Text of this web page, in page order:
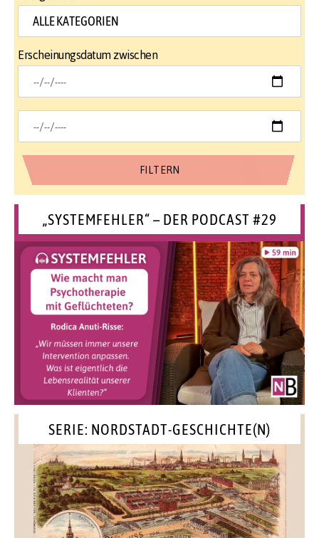
Erscheinungsdatum zwischen
„SYSTEMFEHLER“ – DER PODCAST #29
SERIE: NORDSTADT-GESCHICHTE(N)